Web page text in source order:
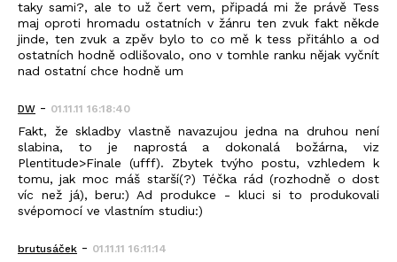
taky sami?, ale to už čert vem, připadá mi že právě Tess
maj oproti hromadu ostatních v žánru ten zvuk fakt někde
jinde, ten zvuk a zpěv bylo to co mě k tess přitáhlo a od
ostatních hodně odlišovalo, ono v tomhle ranku nějak vyčnít
nad ostatní chce hodně um
DW - 01.11.11 16:18:40
Fakt, že skladby vlastně navazujou jedna na druhou není
slabina, to je naprostá a dokonalá božárna, viz
Plentitude>Finale (ufff). Zbytek tvýho postu, vzhledem k
tomu, jak moc máš starší(?) Téčka rád (rozhodně o dost
víc než já), beru:) Ad produkce - kluci si to produkovali
svépomocí ve vlastním studiu:)
brutusáček - 01.11.11 16:11:14